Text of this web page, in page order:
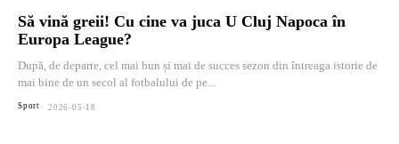
Să vină greii! Cu cine va juca U Cluj Napoca în
Europa League?
După, de departe, cel mai bun și mai de succes sezon din întreaga istorie de
mai bine de un secol al fotbalului de pe...
Sport 2026-05-18